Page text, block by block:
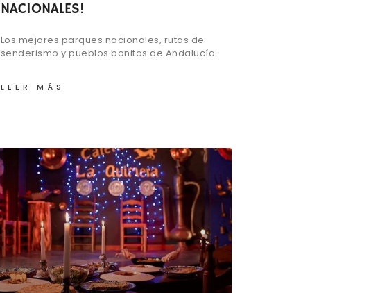
NACIONALES!
Los mejores parques nacionales, rutas de
senderismo y pueblos bonitos de Andalucía.
LEER MÁS